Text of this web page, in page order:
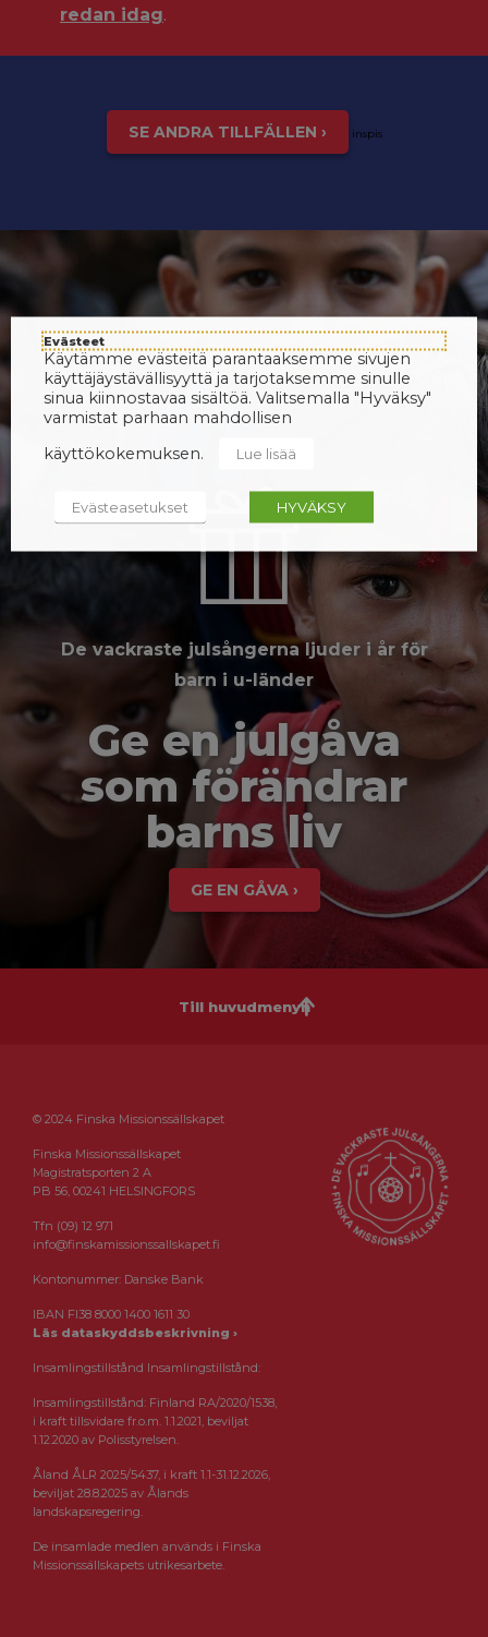
redan idag.
SE ANDRA TILLFÄLLEN › inspis
De vackraste julsångerna ljuder i år för
barn i u-länder
Ge en julgåva
som förändrar
barns liv
GE EN GÅVA ›
Till huvudmenyn
© 2024 Finska Missionssällskapet
Finska Missionssällskapet
Magistratsporten 2 A
PB 56, 00241 HELSINGFORS
Tfn (09) 12 971
info@finskamissionssallskapet.fi
Kontonummer: Danske Bank
IBAN FI38 8000 1400 1611 30
Läs dataskyddsbeskrivning ›
Insamlingstillstånd Insamlingstillstånd:
Insamlingstillstånd: Finland RA/2020/1538,
i kraft tillsvidare fr.o.m. 1.1.2021, beviljat
1.12.2020 av Polisstyrelsen.
Åland ÅLR 2025/5437, i kraft 1.1-31.12.2026,
beviljat 28.8.2025 av Ålands
landskapsregering.
De insamlade medlen används i Finska
Missionssällskapets utrikesarbete.
Evästeet
Käytämme evästeitä parantaaksemme sivujen
käyttäjäystävällisyyttä ja tarjotaksemme sinulle
sinua kiinnostavaa sisältöä. Valitsemalla "Hyväksy"
varmistat parhaan mahdollisen
käyttökokemuksen.
Lue lisää
Evästeasetukset HYVÄKSY